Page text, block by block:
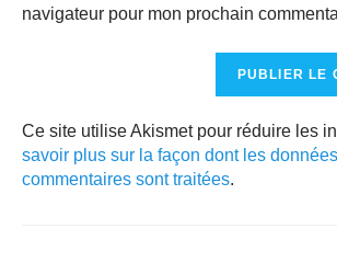
navigateur pour mon prochain
Ce site utilise Akismet pour réduire les
savoir plus sur la façon dont les
commentaires sont traitées.